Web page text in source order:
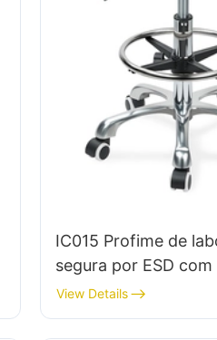
IC015 Profime de
segura por ESD com
gás & Ajuste da
pé Base de cinco
View Details